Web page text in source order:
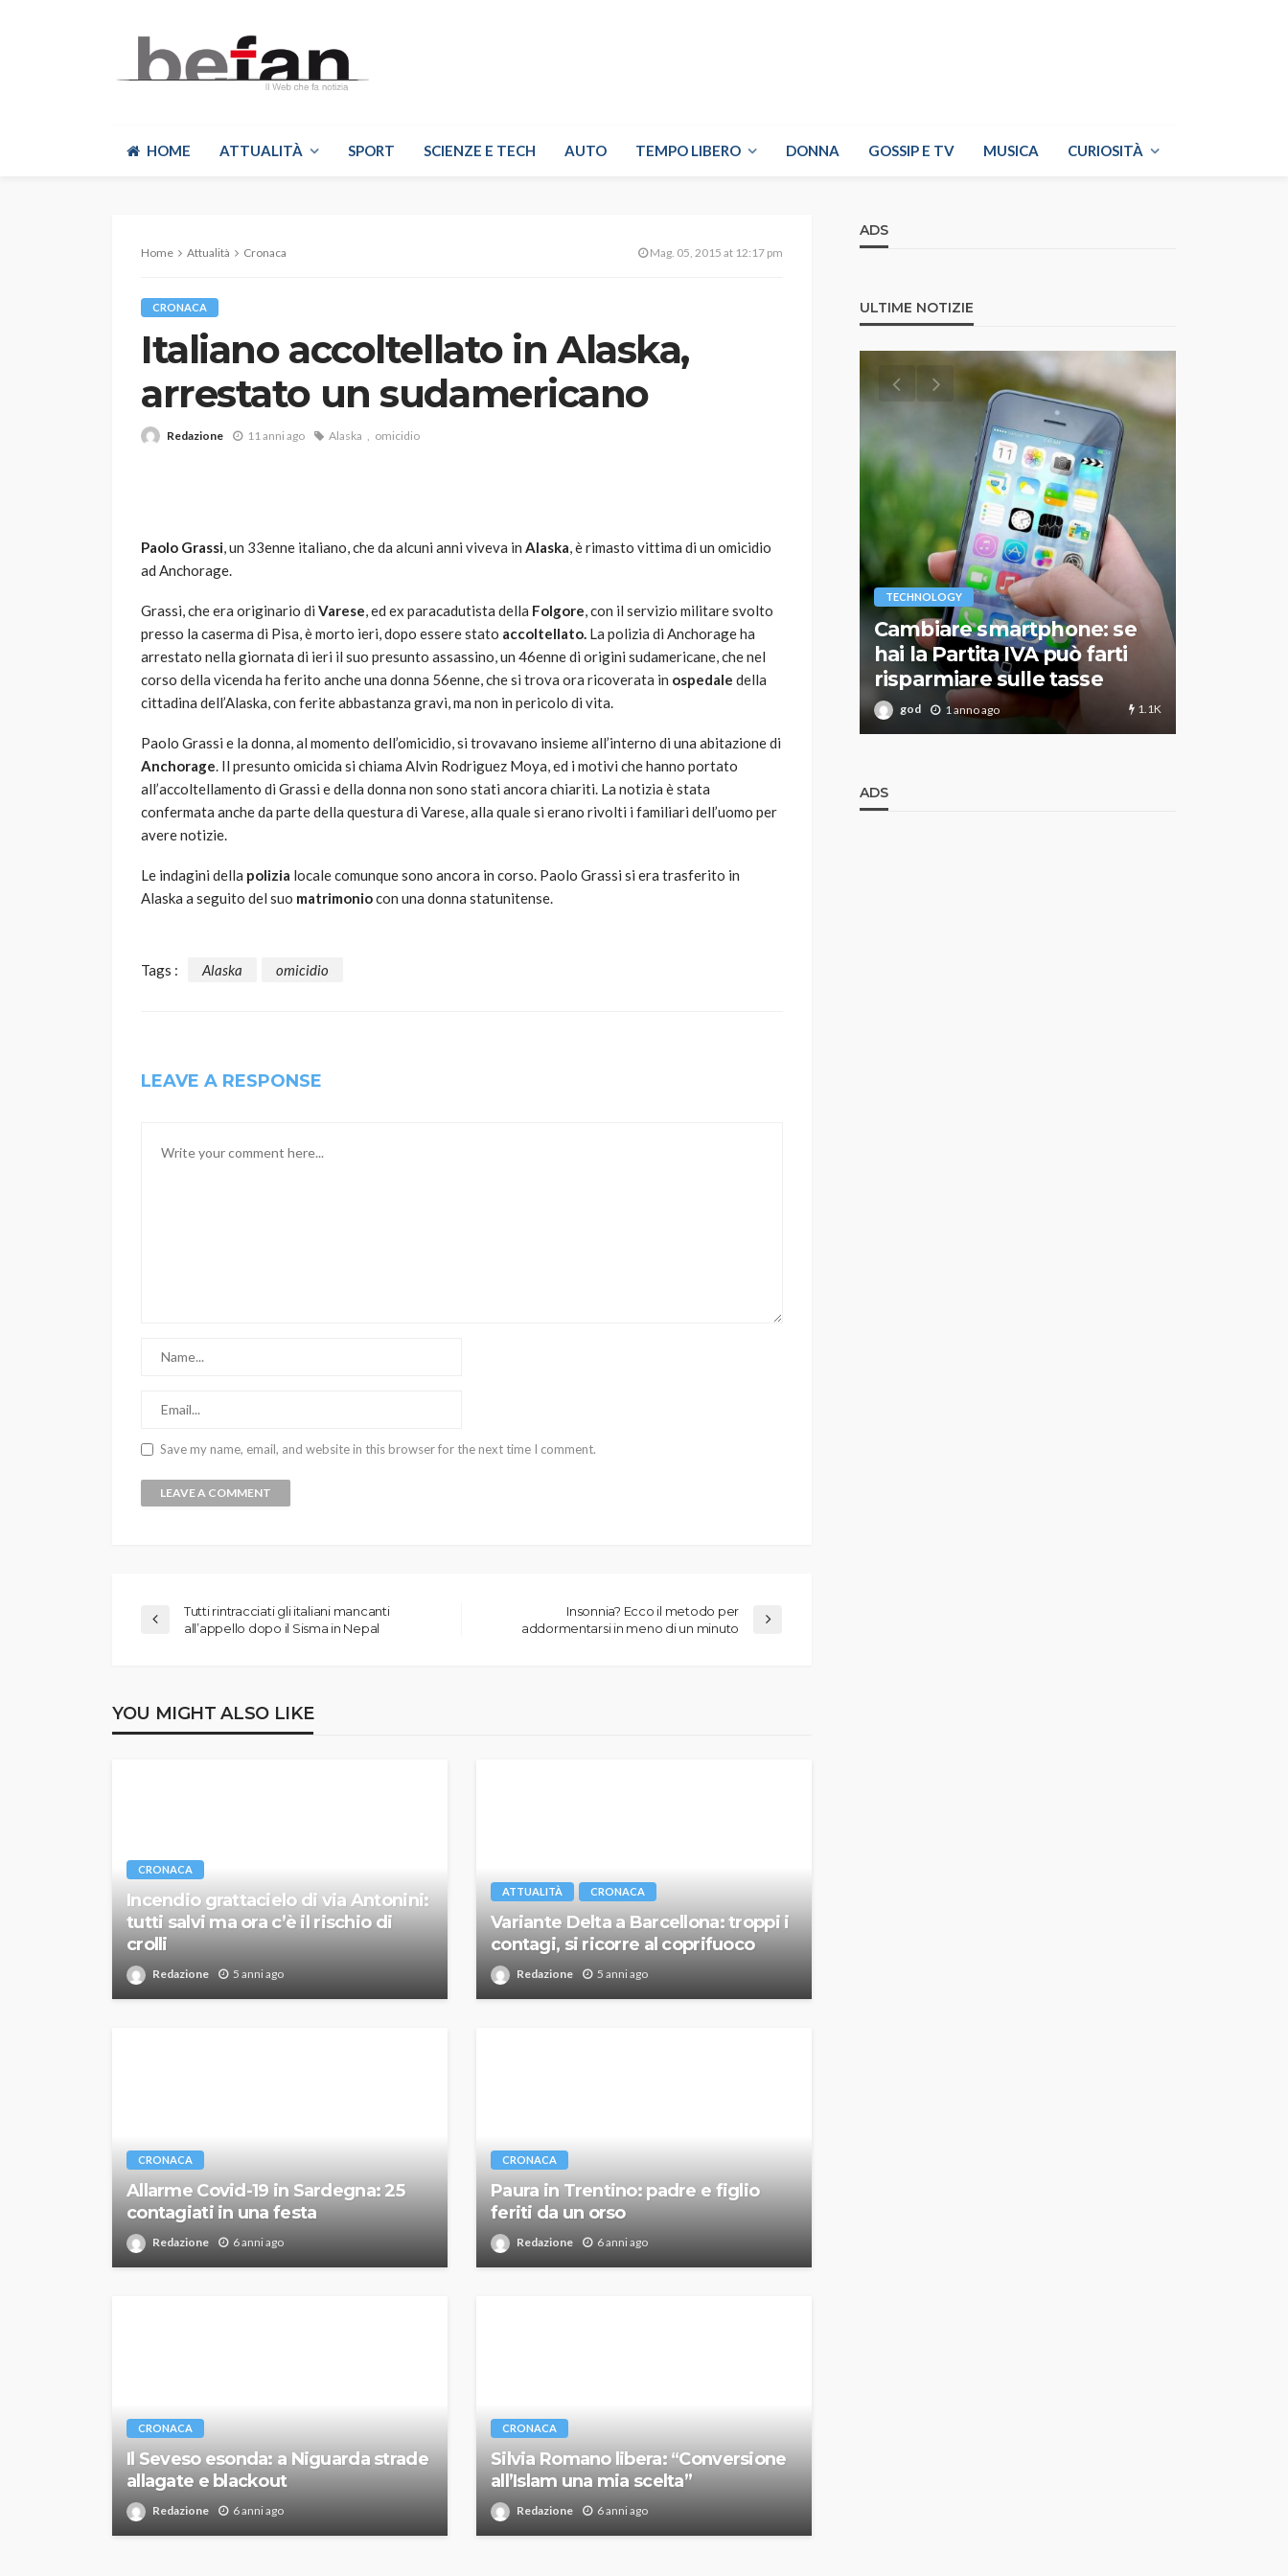
HOME ATTUALITÀ SPORT SCIENZE E TECH AUTO TEMPO LIBERO DONNA GOSSIP E TV MUSICA CURIOSITÀ
Home Attualità Cronaca Mag. 05, 2015 at 12:17 pm
CRONACA
Italiano accoltellato in Alaska,
arrestato un sudamericano
Redazione 11 anni ago Alaska omicidio
Paolo Grassi, un 33enne italiano, che da alcuni anni viveva in Alaska, è rimasto vittima di un omicidio
ad Anchorage.
Grassi, che era originario di Varese, ed ex paracadutista della Folgore, con il servizio militare svolto
presso la caserma di Pisa, è morto ieri, dopo essere stato accoltellato. La polizia di Anchorage ha
arrestato nella giornata di ieri il suo presunto assassino, un 46enne di origini sudamericane, che nel
corso della vicenda ha ferito anche una donna 56enne, che si trova ora ricoverata in ospedale della
cittadina dell’Alaska, con ferite abbastanza gravi, ma non in pericolo di vita.
Paolo Grassi e la donna, al momento dell’omicidio, si trovavano insieme all’interno di una abitazione di
Anchorage. Il presunto omicida si chiama Alvin Rodriguez Moya, ed i motivi che hanno portato
all’accoltellamento di Grassi e della donna non sono stati ancora chiariti. La notizia è stata
confermata anche da parte della questura di Varese, alla quale si erano rivolti i familiari dell’uomo per
avere notizie.
Le indagini della polizia locale comunque sono ancora in corso. Paolo Grassi si era trasferito in
Alaska a seguito del suo matrimoniocon una donna statunitense.
Tags : Alaska omicidio
LEAVE A RESPONSE
Save my name, email, and website in this browser for the next time I comment.
Tutti rintracciati gli italiani mancanti
all’appello dopo il Sisma in Nepal
Insonnia? Ecco il metodo per
addormentarsi in meno di un minuto
YOU MIGHT ALSO LIKE
CRONACA
Incendio grattacielo di via Antonini:
tutti salvi ma ora c’è il rischio di
crolli
Redazione 5 anni ago
ATTUALITÀ CRONACA
Variante Delta a Barcellona: troppi i
contagi, si ricorre al coprifuoco
Redazione 5 anni ago
CRONACA
Allarme Covid-19 in Sardegna: 25
contagiati in una festa
Redazione 6 anni ago
CRONACA
Paura in Trentino: padre e figlio
feriti da un orso
Redazione 6 anni ago
CRONACA
Il Seveso esonda: a Niguarda strade
allagate e blackout
Redazione 6 anni ago
CRONACA
Silvia Romano libera: “Conversione
all’Islam una mia scelta”
Redazione 6 anni ago
ADS
ULTIME NOTIZIE
VARIE
Robot tagliaerba: quale
scegliere per il tuo prato
god 1 anno ago 784
AUTO SPORT
Davis: tennis mondiale e
passione per
l’automobilismo
abbracciano la stessa causa
god
TECHNOLOGY
Cambiare smartphone: se
hai la Partita IVA può farti
risparmiare sulle tasse
god 1 anno ago 1.1K
ADS